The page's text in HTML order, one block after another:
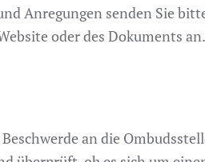
Anregungen senden Sie
oder des Dokuments an.
an die